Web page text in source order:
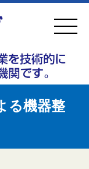
る機器整